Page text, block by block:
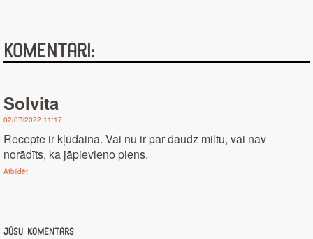
Komentāri:
Solvita
02/07/2022 11:17
Recepte ir kļūdaina. Vai nu ir par daudz miltu, vai nav
norādīts, ka jāpievieno piens.
Atbildēt
Jūsu komentārs